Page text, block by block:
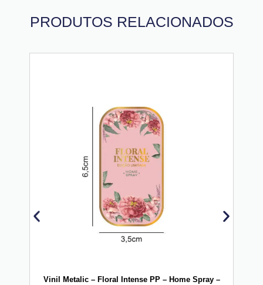
PRODUTOS RELACIONADOS
Vinil Metalic – Floral Intense PP – Home Spray –